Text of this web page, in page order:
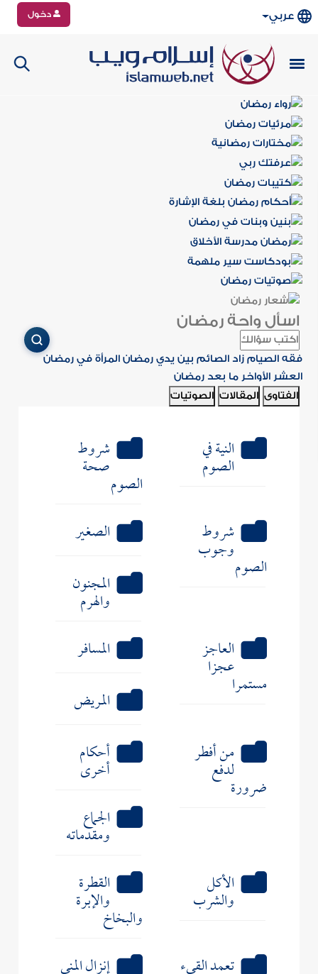
عربي دخول
اسأل واحة رمضان
فقه الصيام زاد الصائم بين يدي رمضان المرأة في رمضان
العشر الأواخر ما بعد رمضان
الفتاوى المقالات الصوتيات
النية في
الصوم
شروط
صحة
الصوم
شروط
وجوب
الصوم
الصغير
المجنون
والهرم
العاجز
عجزا
مستمرا
المسافر
المريض
من أفطر
لدفع
ضرورة
أحكام
أخرى
الجماع
ومقدماته
الأكل
والشرب
القطرة
والإبرة
والبخاخ
تعمد القيء
إنزال المني